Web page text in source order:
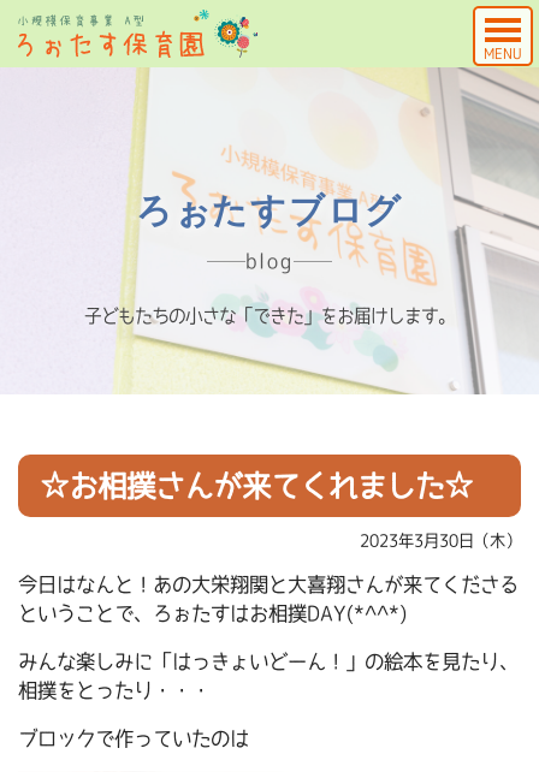
MENU
ろぉたすブログ
blog
子どもたちの小さな「できた」をお届けします。
☆お相撲さんが来てくれました☆
2023年3月30日（木）
今日はなんと！あの大栄翔関と大喜翔さんが来てくださる
ということで、ろぉたすはお相撲DAY(*^^*)
みんな楽しみに「はっきょいどーん！」の絵本を見たり、
相撲をとったり・・・
ブロックで作っていたのは